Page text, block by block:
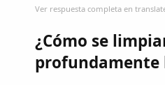
Ver respuesta completa en
¿Cómo se
profundamente